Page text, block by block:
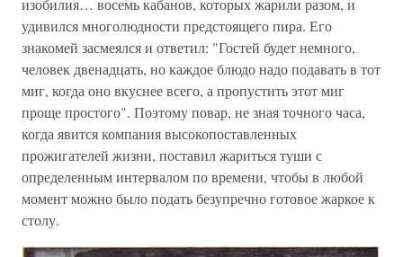
изобилия… восемь кабанов, которых жарили разом, и
удивился многолюдности предстоящего пира. Его
знакомей засмеялся и ответил: "Гостей будет немного,
человек двенадцать, но каждое блюдо надо подавать в тот
миг, когда оно вкуснее всего, а пропустить этот миг
проще простого". Поэтому повар, не зная точного часа,
когда явится компания высокопоставленных
прожигателей жизни, поставил жариться туши с
определенным интервалом по времени, чтобы в любой
момент можно было подать безупречно готовое жаркое к
столу.